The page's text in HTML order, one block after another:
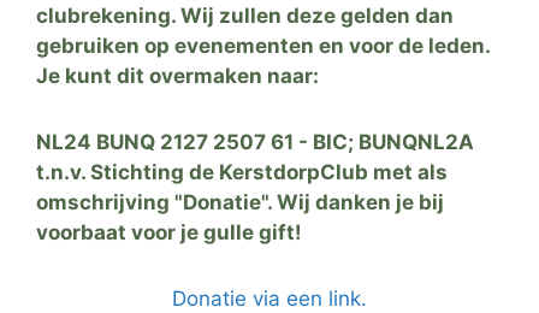
clubrekening. Wij zullen deze gelden dan
gebruiken op evenementen en voor de leden.
Je kunt dit overmaken naar:
NL24 BUNQ 2127 2507 61 - BIC; BUNQNL2A
t.n.v. Stichting de KerstdorpClub met als
omschrijving "Donatie". Wij danken je bij
voorbaat voor je gulle gift!
Donatie via een link.